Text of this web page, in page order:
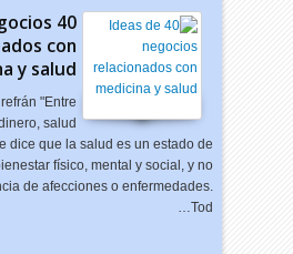
con
y salud
"Entre
salud
dice que la salud es un estado de
físico, mental y social, y no
de afecciones o enfermedades.
Tod…